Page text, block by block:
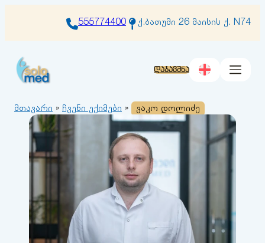
555774400 ქ.ბათუმი 26 მაისის ქ. N74
დაჯავშნა
მთავარი » ჩვენი ექიმები » ვაკო დოლიძე